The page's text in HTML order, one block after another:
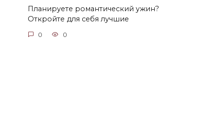
Планируете романтический ужин?
Откройте для себя лучшие
0 0